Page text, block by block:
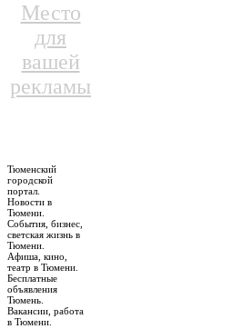
Место
для
вашей
рекламы
Тюменский
городской
портал.
Новости в
Тюмени.
События, бизнес,
светская жизнь в
Тюмени.
Афиша, кино,
театр в Тюмени.
Бесплатные
объявления
Тюмень.
Вакансии, работа
в Тюмени.